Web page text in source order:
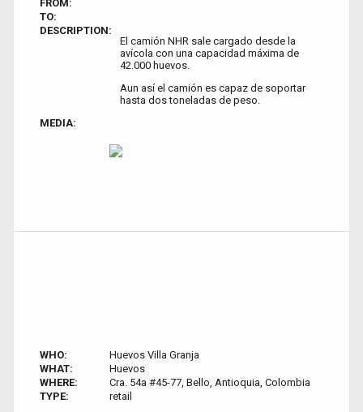
FROM:
TO:
DESCRIPTION:
El camión NHR sale cargado desde la
avícola con una capacidad máxima de
42.000 huevos.
Aun así el camión es capaz de soportar
hasta dos toneladas de peso.
MEDIA:
WHO:
Huevos Villa Granja
WHAT:
Huevos
WHERE:
Cra. 54a #45-77, Bello, Antioquia, Colombia
TYPE:
retail